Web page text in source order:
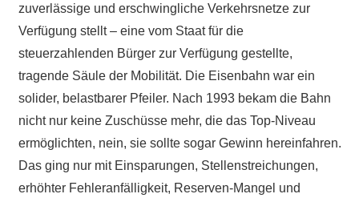
zuverlässige und erschwingliche Verkehrsnetze zur
Verfügung stellt – eine vom Staat für die
steuerzahlenden Bürger zur Verfügung gestellte,
tragende Säule der Mobilität. Die Eisenbahn war ein
solider, belastbarer Pfeiler. Nach 1993 bekam die Bahn
nicht nur keine Zuschüsse mehr, die das Top-Niveau
ermöglichten, nein, sie sollte sogar Gewinn hereinfahren.
Das ging nur mit Einsparungen, Stellenstreichungen,
erhöhter Fehleranfälligkeit, Reserven-Mangel und